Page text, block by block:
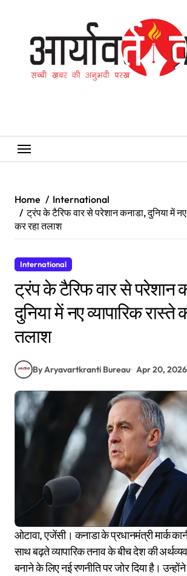
Home
International
ट्रंप के टैरिफ वार से परेशान कनाडा, दुनिया में नए
कर रहा तलाश
International
ट्रंप के टैरिफ वार से परेशान
दुनिया में नए व्यापारिक रास्ते
तलाश
By Aryavartkranti Bureau Apr 20, 2026
ओटावा, एजेंसी। कनाडा के प्रधानमंत्री मार्क कार्नी ने अमेरिका के
साथ बढ़ते व्यापारिक तनाव के बीच देश की
बनाने के लिए नई रणनीति पर जोर दिया है।